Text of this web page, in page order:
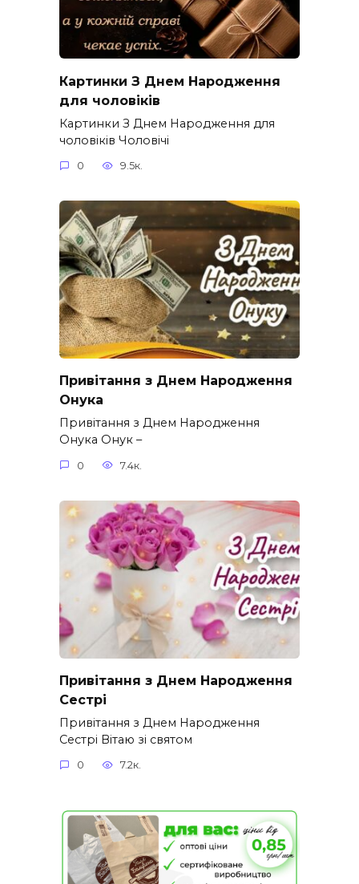
Картинки З Днем Народження
для чоловіків​
Картинки З Днем Народження для
чоловіків​ Чоловічі
0 9.5к.
Привітання з Днем Народження
Онука
Привітання з Днем Народження
Онука Онук –
0 7.4к.
Привітання з Днем Народження
Сестрі
Привітання з Днем Народження
Сестрі Вітаю зі святом
0 7.2к.